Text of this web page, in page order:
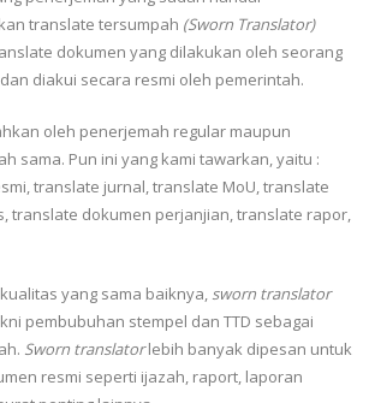
translate tersumpah (Sworn Translator)
dokumen yang dilakukan oleh seorang
diakui secara resmi oleh pemerintah.
oleh penerjemah regular maupun
sama. Pun ini yang kami tawarkan, yaitu :
translate jurnal, translate MoU, translate
translate dokumen perjanjian, translate rapor,
yang sama baiknya, sworn translator
pembubuhan stempel dan TTD sebagai
Sworn translatorlebih banyak dipesan untuk
resmi seperti ijazah, raport, laporan